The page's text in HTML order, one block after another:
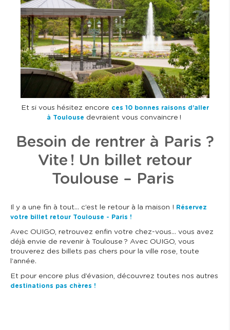
g
e
Et si vous hésitez encore ces 10 bonnes raisons d’aller
à Toulouse devraient vous convaincre !
Besoin de rentrer à Paris ?
Vite ! Un billet retour
Toulouse – Paris
Il y a une fin à tout… c’est le retour à la maison ! Réservez
votre billet retour Toulouse - Paris !
Avec OUIGO, retrouvez enfin votre chez-vous… vous avez
déjà envie de revenir à Toulouse ? Avec OUIGO, vous
trouverez des billets pas chers pour la ville rose, toute
l’année.
Et pour encore plus d’évasion, découvrez toutes nos autres
destinations pas chères !